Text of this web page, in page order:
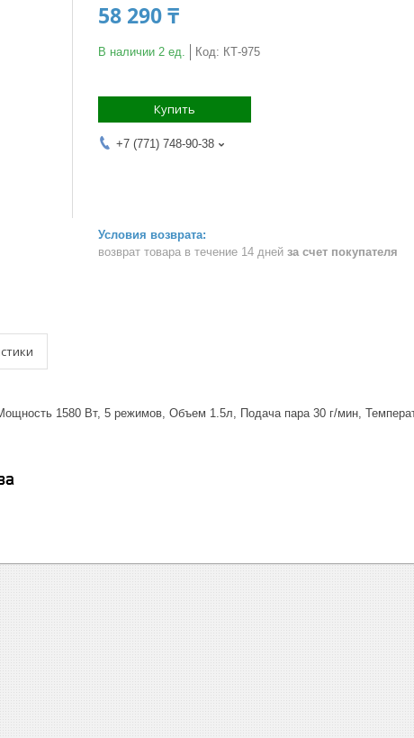
58 290 ₸
В наличии 2 ед. Код: КТ-975
Купить
+7 (771) 748-90-38
возврат товара в течение 14 дней за счет покупателя
1580 Вт, 5 режимов, Объем 1.5л, Подача пара 30 г/мин,